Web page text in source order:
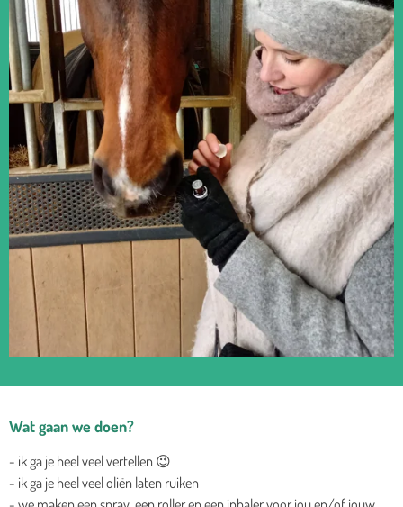
Wat gaan we doen?
- ik ga je heel veel vertellen 😉
- ik ga je heel veel oliën laten ruiken